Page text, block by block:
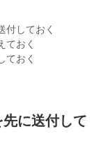
付しておく
ておく
ておく
に送付して